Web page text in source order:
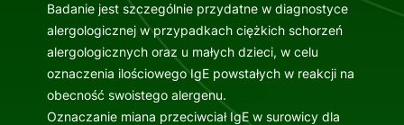
Badanie jest szczególnie przydatne w diagnostyce
alergologicznej w przypadkach ciężkich schorzeń
alergologicznych oraz u małych dzieci, w celu
oznaczenia ilościowego IgE powstałych w reakcji na
obecność swoistego alergenu.
Oznaczanie miana przeciwciał IgE w surowicy dla